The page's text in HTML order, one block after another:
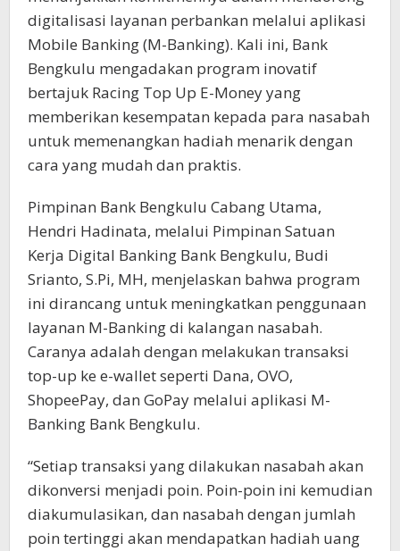
digitalisasi layanan perbankan melalui aplikasi
Mobile Banking (M-Banking). Kali ini, Bank
Bengkulu mengadakan program inovatif
bertajuk Racing Top Up E-Money yang
memberikan kesempatan kepada para nasabah
untuk memenangkan hadiah menarik dengan
cara yang mudah dan praktis.
Pimpinan Bank Bengkulu Cabang Utama,
Hendri Hadinata, melalui Pimpinan Satuan
Kerja Digital Banking Bank Bengkulu, Budi
Srianto, S.Pi, MH, menjelaskan bahwa program
ini dirancang untuk meningkatkan penggunaan
layanan M-Banking di kalangan nasabah.
Caranya adalah dengan melakukan transaksi
top-up ke e-wallet seperti Dana, OVO,
ShopeePay, dan GoPay melalui aplikasi M-
Banking Bank Bengkulu.
“Setiap transaksi yang dilakukan nasabah akan
dikonversi menjadi poin. Poin-poin ini kemudian
diakumulasikan, dan nasabah dengan jumlah
poin tertinggi akan mendapatkan hadiah uang